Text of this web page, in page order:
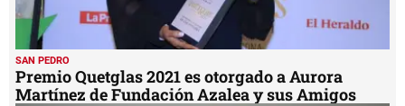
SAN PEDRO
Premio Quetglas 2021 es otorgado a Aurora
Martínez de Fundación Azalea y sus Amigos